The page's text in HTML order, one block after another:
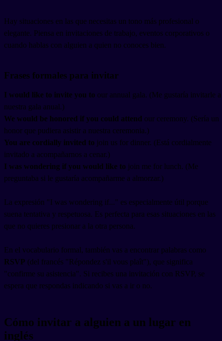
Hay situaciones en las que necesitas un tono más profesional o
elegante. Piensa en invitaciones de trabajo, eventos corporativos o
cuando hablas con alguien a quien no conoces bien.
Frases formales para invitar
I would like to invite you to our annual gala. (Me gustaría invitarle a
nuestra gala anual.)
We would be honored if you could attend our ceremony. (Sería un
honor que pudiera asistir a nuestra ceremonia.)
You are cordially invited to join us for dinner. (Está cordialmente
invitado a acompañarnos a cenar.)
I was wondering if you would like to join me for lunch. (Me
preguntaba si le gustaría acompañarme a almorzar.)
La expresión "I was wondering if..." es especialmente útil porque
suena tentativa y respetuosa. Es perfecta para esas situaciones en las
que no quieres presionar a la otra persona.
En el vocabulario formal, también vas a encontrar palabras como
RSVP (del francés "Répondez s'il vous plaît"), que significa
"confirme su asistencia". Si recibes una invitación con RSVP, se
espera que respondas indicando si vas a ir o no.
Cómo invitar a alguien a un lugar en
inglés